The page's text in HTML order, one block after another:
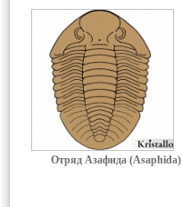
Отряд Азафида (Asaphida)